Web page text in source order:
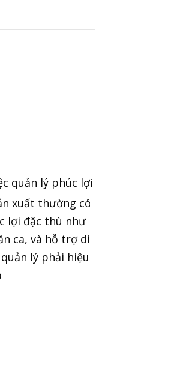
quản lý phúc lợi
xuất thường có
lợi đặc thù như
ca, và hỗ trợ di
lý phải hiệu